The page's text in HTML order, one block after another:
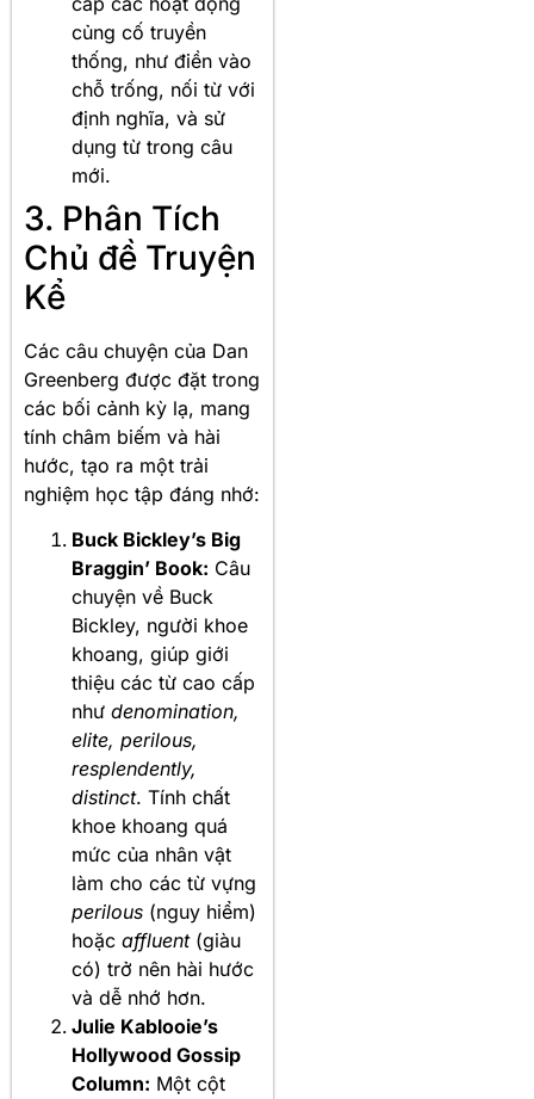
củng cố truyền
thống, như điền vào
chỗ trống, nối từ với
định nghĩa, và sử
dụng từ trong câu
mới.
3. Phân Tích
Chủ đề Truyện
Kể
Các câu chuyện của Dan
Greenberg được đặt trong
các bối cảnh kỳ lạ, mang
tính châm biếm và hài
hước, tạo ra một trải
nghiệm học tập đáng nhớ:
Buck Bickley’s Big
Braggin’ Book: Câu
chuyện về Buck
Bickley, người khoe
khoang, giúp giới
thiệu các từ cao cấp
như denomination,
elite, perilous,
resplendently,
distinct. Tính chất
khoe khoang quá
mức của nhân vật
làm cho các từ vựng
perilous (nguy hiểm)
hoặc affluent(giàu
có) trở nên hài hước
và dễ nhớ hơn.
Julie Kablooie’s
Hollywood Gossip
Column: Một cột